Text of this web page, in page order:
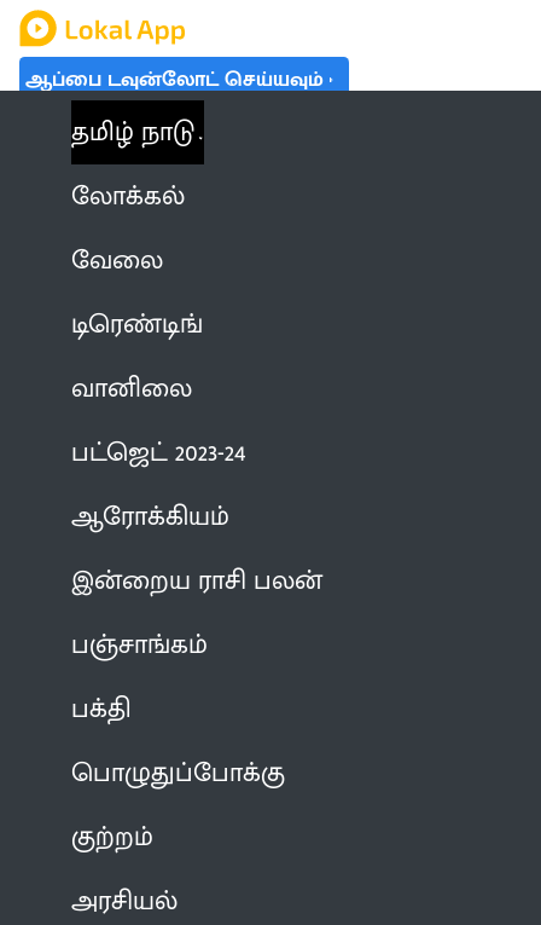
ஆப்பை டவுன்லோட் செய்யவும்
தமிழ் நாடு
லோக்கல்
வேலை
டிரெண்டிங்
வானிலை
பட்ஜெட் 2023-24
ஆரோக்கியம்
இன்றைய ராசி பலன்
பஞ்சாங்கம்
பக்தி
பொழுதுப்போக்கு
குற்றம்
அரசியல்